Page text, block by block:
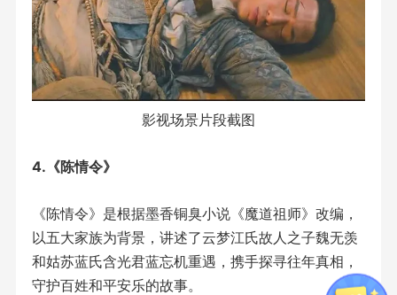
影视场景片段截图
4.《陈情令》
《陈情令》是根据墨香铜臭小说《魔道祖师》改编，
以五大家族为背景，讲述了云梦江氏故人之子魏无羡
和姑苏蓝氏含光君蓝忘机重遇，携手探寻往年真相，
守护百姓和平安乐的故事。